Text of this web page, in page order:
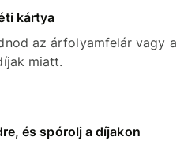
kártya
az árfolyamfelár vagy a
miatt.
és spórolj a díjakon